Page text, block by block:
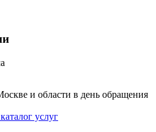
и области в день обращения
услуг